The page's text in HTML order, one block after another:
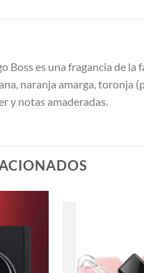
Boss es una fragancia de
naranja amarga, toronja
y notas amaderadas.
LISTA
DE